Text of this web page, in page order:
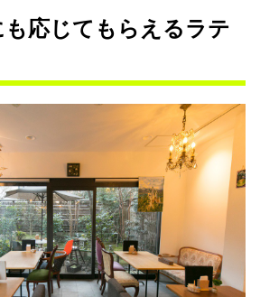
も応じてもらえるラテ